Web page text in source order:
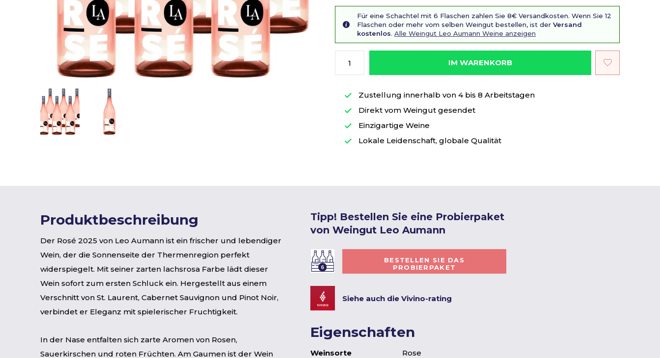
Für eine Schachtel mit 6 Flaschen zahlen Sie 8€ Versandkosten. Wenn Sie 12
Flaschen oder mehr vom selben Weingut bestellen, ist der Versand
kostenlos. Alle Weingut Leo Aumann Weine anzeigen
IM WARENKORB
Zustellung innerhalb von 4 bis 8 Arbeitstagen
Direkt vom Weingut gesendet
Einzigartige Weine
Lokale Leidenschaft, globale Qualität
Produktbeschreibung
Der Rosé 2025 von Leo Aumann ist ein frischer und lebendiger
Wein, der die Sonnenseite der Thermenregion perfekt
widerspiegelt. Mit seiner zarten lachsrosa Farbe lädt dieser
Wein sofort zum ersten Schluck ein. Hergestellt aus einem
Verschnitt von St. Laurent, Cabernet Sauvignon und Pinot Noir,
verbindet er Eleganz mit spielerischer Fruchtigkeit.
In der Nase entfalten sich zarte Aromen von Rosen,
Sauerkirschen und roten Früchten. Am Gaumen ist der Wein
Tipp! Bestellen Sie eine Probierpaket
von Weingut Leo Aumann
BESTELLEN SIE DAS
PROBIERPAKET
Siehe auch die Vivino-rating
Eigenschaften
Weinsorte
Rose